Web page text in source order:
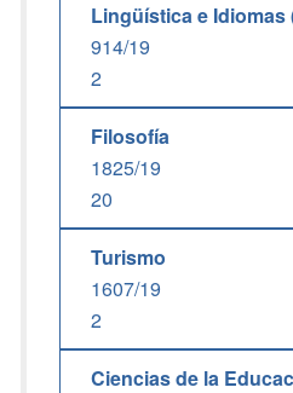
Lingüística e Idiomas
914/19
2
Filosofía
1825/19
20
Turismo
1607/19
2
Ciencias de la